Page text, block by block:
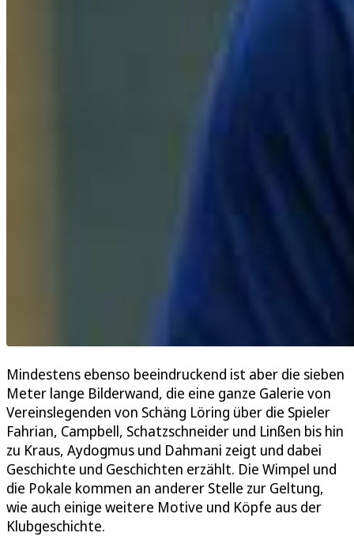
Mindestens ebenso beeindruckend ist aber die sieben
Meter lange Bilderwand, die eine ganze Galerie von
Vereinslegenden von Schäng Löring über die Spieler
Fahrian, Campbell, Schatzschneider und Linßen bis hin
zu Kraus, Aydogmus und Dahmani zeigt und dabei
Geschichte und Geschichten erzählt. Die Wimpel und
die Pokale kommen an anderer Stelle zur Geltung,
wie auch einige weitere Motive und Köpfe aus der
Klubgeschichte.